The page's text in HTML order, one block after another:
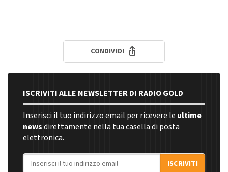
CONDIVIDI
ISCRIVITI ALLE NEWSLETTER DI RADIO GOLD
Inserisci il tuo indirizzo email per ricevere le ultime
newsdirettamente nella tua casella di posta
elettronica.
Indirizzo email
ISCRIVITI